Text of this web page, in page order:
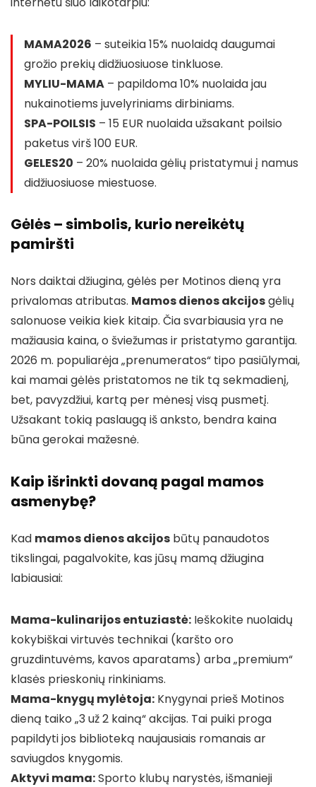
MAMA2026 – suteikia 15% nuolaidą daugumai
grožio prekių didžiuosiuose tinkluose.
MYLIU-MAMA – papildoma 10% nuolaida jau
nukainotiems juvelyriniams dirbiniams.
SPA-POILSIS – 15 EUR nuolaida užsakant poilsio
paketus virš 100 EUR.
GELES20 – 20% nuolaida gėlių pristatymui į namus
didžiuosiuose miestuose.
Gėlės – simbolis, kurio nereikėtų
pamiršti
Nors daiktai džiugina, gėlės per Motinos dieną yra
privalomas atributas. Mamos dienos akcijosgėlių
salonuose veikia kiek kitaip. Čia svarbiausia yra ne
mažiausia kaina, o šviežumas ir pristatymo garantija.
2026 m. populiarėja „prenumeratos“ tipo pasiūlymai,
kai mamai gėlės pristatomos ne tik tą sekmadienį,
bet, pavyzdžiui, kartą per mėnesį visą pusmetį.
Užsakant tokią paslaugą iš anksto, bendra kaina
būna gerokai mažesnė.
Kaip išrinkti dovaną pagal mamos
asmenybę?
Kad mamos dienos akcijos būtų panaudotos
tikslingai, pagalvokite, kas jūsų mamą džiugina
labiausiai:
Mama-kulinarijos entuziastė: Ieškokite nuolaidų
kokybiškai virtuvės technikai (karšto oro
gruzdintuvėms, kavos aparatams) arba „premium“
klasės prieskonių rinkiniams.
Mama-knygų mylėtoja: Knygynai prieš Motinos
dieną taiko „3 už 2 kainą“ akcijas. Tai puiki proga
papildyti jos biblioteką naujausiais romanais ar
saviugdos knygomis.
Aktyvi mama:Sporto klubų narystės, išmanieji